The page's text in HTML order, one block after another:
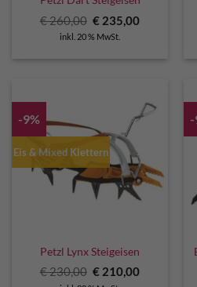
€260,00 Ursprünglicher
Preis
war:
€ 235,00Aktueller
inkl. 20 % MwSt.
-9%
Eis & Mixed Klettern
Petzl Lynx Steigeisen
€230,00 Ursprünglicher
€ 210,00Aktueller
-